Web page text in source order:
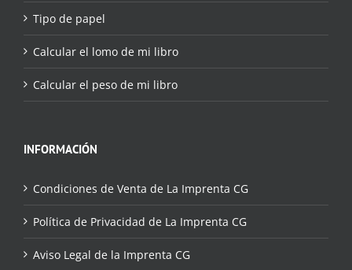
Tipo de papel
Calcular el lomo de mi libro
Calcular el peso de mi libro
INFORMACIÓN
Condiciones de Venta de La Imprenta CG
Política de Privacidad de La Imprenta CG
Aviso Legal de la Imprenta CG